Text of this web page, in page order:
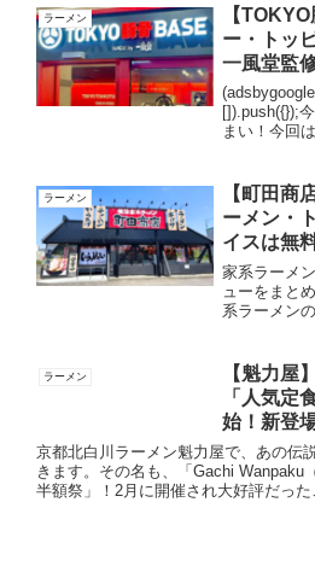
ラーメン
【
ー・トッ
一風堂監
メン！
[]).push({});
まい！今回
ラーメン
【町田商
ーメン・
イスは無
を紹介！
家系ラーメ
ューをまと
系ラーメン
シュー・ほ
の相性が抜
ラーメン
【魁力屋
「人気定
始！新登
京都北白川ラーメン魁力屋で、あの伝
きます。その名も、「Gachi Wanpaku
半額祭」！2月に開催され大好評だった